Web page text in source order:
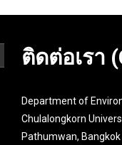
ติดต่อเรา
Department of
Chulalongkorn
Pathumwan,